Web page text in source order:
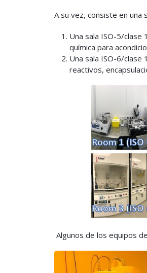
A su vez, consiste en una
Una sala ISO-5/
química para
Una sala ISO-6/clase
reactivos,
Algunos de los equipos